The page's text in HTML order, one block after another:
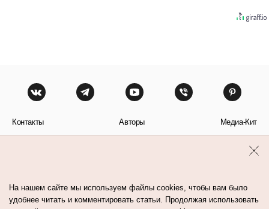
Контакты Авторы Медиа-Кит
На нашем сайте мы используем файлы cookies, чтобы вам было
удобнее читать и комментировать статьи. Продолжая использовать